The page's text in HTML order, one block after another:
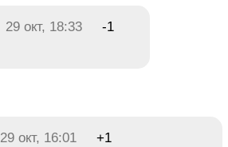
29 окт, 18:33
-1
29 окт, 16:01
+1